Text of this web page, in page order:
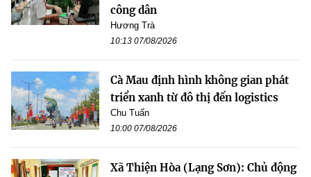
công dân
Hương Trà
10:13 07/08/2026
Cà Mau định hình không gian phát
triển xanh từ đô thị đến logistics
Chu Tuấn
10:00 07/08/2026
Xã Thiện Hòa (Lạng Sơn): Chủ động